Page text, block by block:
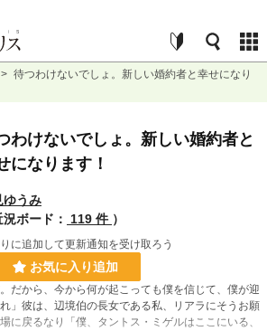
> 待つわけないでしょ。新しい婚約者と幸せになり
わけないでしょ。新しい婚約者と
になります！
ゆうみ
況ボード：
119 件 ）
に追加して更新通知を受け取ろう
お気に入り追加
だから、今から何が起こっても僕を信じて、僕が迎
」彼は、辺境伯の長女である私、リアラにそうお願
に戻るなり「僕、タントス・ミゲルはここにいる、